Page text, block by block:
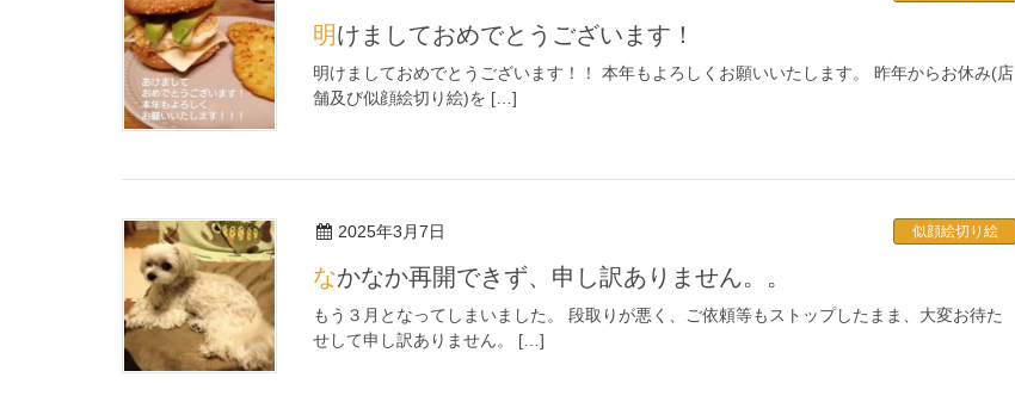
明けましておめでとうございます！
明けましておめでとうございます！！ 本年もよろしくお願いいたします。 昨年からお休み(店
舗及び似顔絵切り絵)を […]
2025年3月7日 似顔絵切り絵
なかなか再開できず、申し訳ありません。。
もう３月となってしまいました。 段取りが悪く、ご依頼等もストップしたまま、大変お待た
せして申し訳ありません。 […]